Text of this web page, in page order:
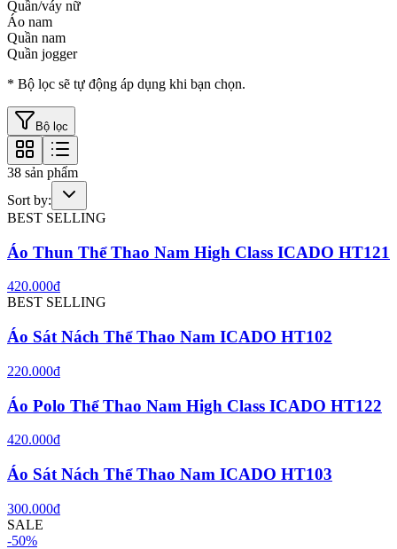
Quần/váy nữ
Áo nam
Quần nam
Quần jogger
* Bộ lọc sẽ tự động áp dụng khi bạn chọn.
Bộ lọc
38 sản phẩm
Sort by:
BEST SELLING
Áo Thun Thể Thao Nam High Class ICADO HT121
420.000đ
BEST SELLING
Áo Sát Nách Thể Thao Nam ICADO HT102
220.000đ
Áo Polo Thể Thao Nam High Class ICADO HT122
420.000đ
Áo Sát Nách Thể Thao Nam ICADO HT103
300.000đ
SALE
-50%